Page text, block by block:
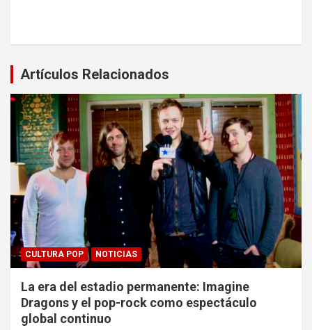
Artículos Relacionados
CULTURA POP NOTICIAS
La era del estadio permanente: Imagine
Dragons y el pop-rock como espectáculo
global continuo